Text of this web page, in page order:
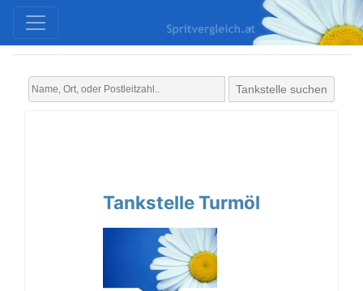
Tankstelle suchen
Tankstelle Turmöl